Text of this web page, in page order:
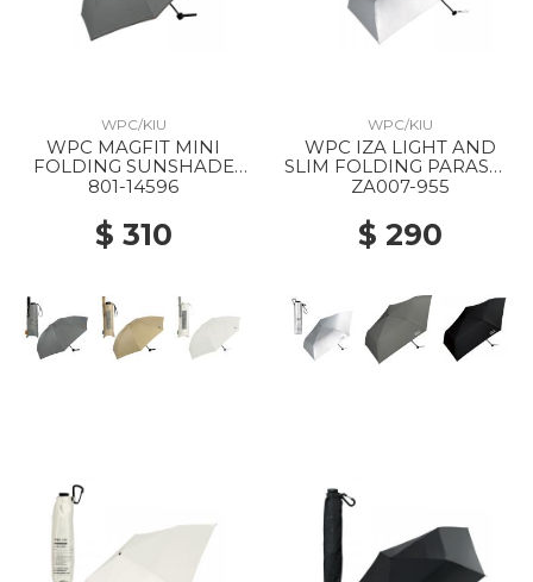
WPC/KIU
WPC MAGFIT MINI
FOLDING SUNSHADE
PARASOL GRAY
801-14596
$ 310
WPC/KIU
WPC IZA LIGHT AND
SLIM FOLDING PARASOL
955 SILVER
ZA007-955
$ 290